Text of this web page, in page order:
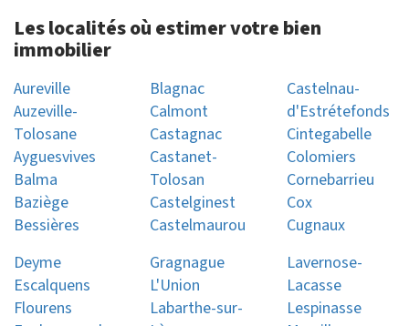
Les localités où estimer votre bien
immobilier
Aureville
Auzeville-
Tolosane
Ayguesvives
Balma
Baziège
Bessières
Blagnac
Calmont
Castagnac
Castanet-
Tolosan
Castelginest
Castelmaurou
Castelnau-
d'Estrétefonds
Cintegabelle
Colomiers
Cornebarrieu
Cox
Cugnaux
Deyme
Escalquens
Flourens
Gragnague
L'Union
Labarthe-sur-
Lavernose-
Lacasse
Lespinasse